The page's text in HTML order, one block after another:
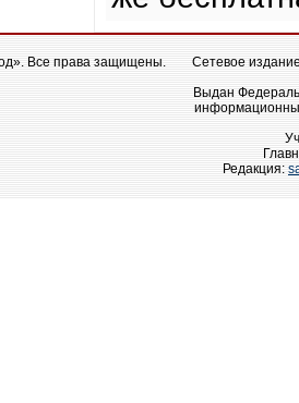
Все права защищены.
Сетевое
Выдан
Редакция: